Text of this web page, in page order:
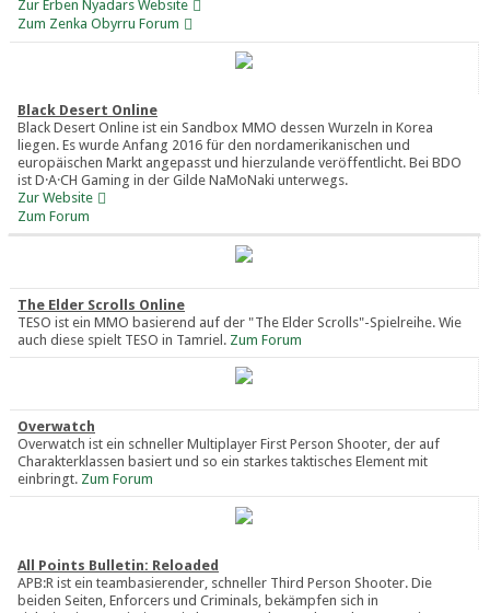
Zur Erben Nyadars Website
Zum Zenka Obyrru Forum
Black Desert Online
Black Desert Online ist ein Sandbox MMO dessen Wurzeln in Korea
liegen. Es wurde Anfang 2016 für den nordamerikanischen und
europäischen Markt angepasst und hierzulande veröffentlicht. Bei BDO
ist D·A·CH Gaming in der Gilde NaMoNaki unterwegs.
Zur Website
Zum Forum
The Elder Scrolls Online
TESO ist ein MMO basierend auf der "The Elder Scrolls"-Spielreihe. Wie
auch diese spielt TESO in Tamriel. Zum Forum
Overwatch
Overwatch ist ein schneller Multiplayer First Person Shooter, der auf
Charakterklassen basiert und so ein starkes taktisches Element mit
einbringt. Zum Forum
All Points Bulletin: Reloaded
APB:R ist ein teambasierender, schneller Third Person Shooter. Die
beiden Seiten, Enforcers und Criminals, bekämpfen sich in